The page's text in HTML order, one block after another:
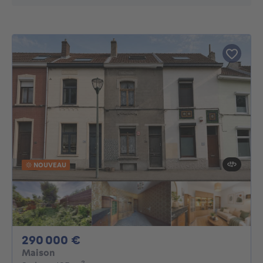
NOUVEAU
290 000 €
Maison